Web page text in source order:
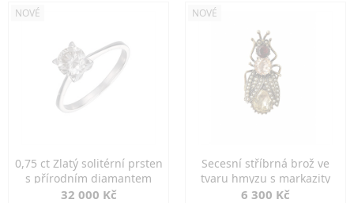
NOVÉ
0,75 ct Zlatý solitérní prsten
s přírodním diamantem
32 000 Kč
NOVÉ
Secesní stříbrná brož ve
tvaru hmyzu s markazity
6 300 Kč